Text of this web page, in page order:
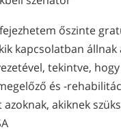
őszinte
kapcsolatban állnak
tekintve,
és -
akiknek